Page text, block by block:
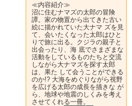
≪内容紹介≫
沼に住むナマズの太郎の冒険
譚。家の物置から出てきた古い
絵に描かれていた大ナマ ズを見
て、会いたくなった太郎はひと
りで旅に出る。クジラの親子と
出会ったり、海 底でさまざまな
活動をしているものたちと交流
しながら大ナマズを探す太郎
は、果た して会うことができる
のか!? 大海をめぐりながら視野
を広げる太郎の成長を描きな が
ら、地球や地震のしくみを考え
させてくれる一冊。